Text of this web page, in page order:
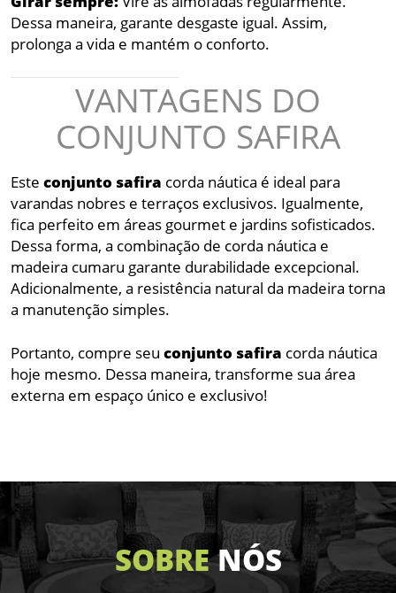
Dessa maneira, garante desgaste igual. Assim,
prolonga a vida e mantém o conforto.
VANTAGENS DO
CONJUNTO SAFIRA
Este conjunto safira corda náutica é ideal para
varandas nobres e terraços exclusivos. Igualmente,
fica perfeito em áreas gourmet e jardins sofisticados.
Dessa forma, a combinação de corda náutica e
madeira cumaru garante durabilidade excepcional.
Adicionalmente, a resistência natural da madeira torna
a manutenção simples.
Portanto, compre seu conjunto safira corda náutica
hoje mesmo. Dessa maneira, transforme sua área
externa em espaço único e exclusivo!
SOBRENÓS